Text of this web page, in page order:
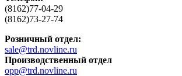
(8162)77-04-29
(8162)73-27-74
Розничный отдел:
sale@trd.novline.ru
Производственный отдел
opp@trd.novline.ru